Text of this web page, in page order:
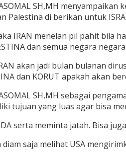
SH,MH
Palestina di berikan untuk
IRAN menelan pil pahit bila
dan semua negara
akan jadi bulan bulanan
dan KORUT apakah akan
SH,MH sebagai
tujuan yang luas agar bisa
serta meminta jatah. Bisa
diam saja melihat USA